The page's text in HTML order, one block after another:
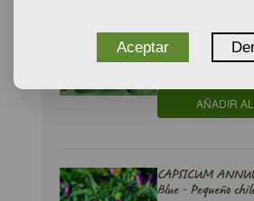
A partir de
14,85€
AÑADIR
CAPSICUM
Blue - Pequeño
Aceptar